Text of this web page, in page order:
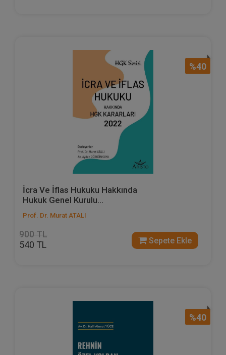
%40
İcra Ve İflas Hukuku Hakkında
Hukuk Genel Kurulu...
Prof. Dr. Murat ATALI
900 TL
540 TL Sepete Ekle
%40